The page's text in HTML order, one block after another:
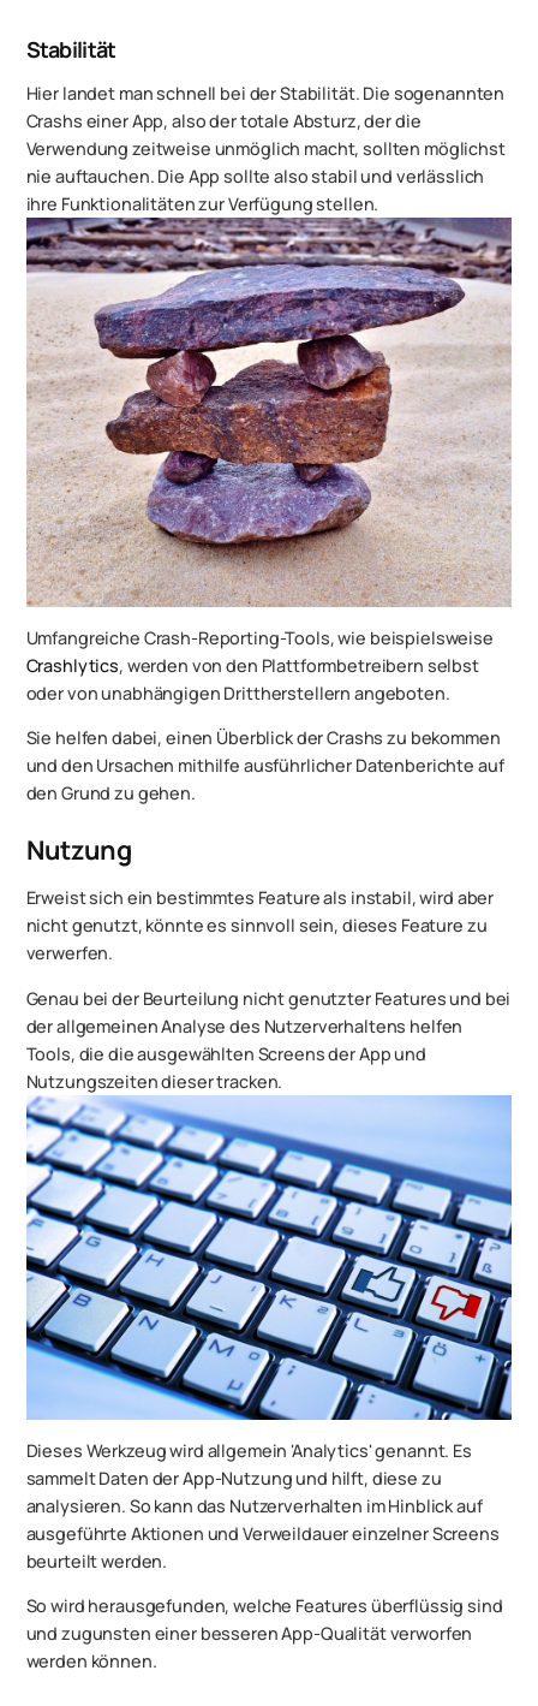
Stabilität
Hier landet man schnell bei der Stabilität. Die sogenannten
Crashs einer App, also der totale Absturz, der die
Verwendung zeitweise unmöglich macht, sollten möglichst
nie auftauchen. Die App sollte also stabil und verlässlich
ihre Funktionalitäten zur Verfügung stellen.
Umfangreiche Crash-Reporting-Tools, wie beispielsweise
Crashlytics, werden von den Plattformbetreibern selbst
oder von unabhängigen Drittherstellern angeboten.
Sie helfen dabei, einen Überblick der Crashs zu bekommen
und den Ursachen mithilfe ausführlicher Datenberichte auf
den Grund zu gehen.
Nutzung
Erweist sich ein bestimmtes Feature als instabil, wird aber
nicht genutzt, könnte es sinnvoll sein, dieses Feature zu
verwerfen.
Genau bei der Beurteilung nicht genutzter Features und bei
der allgemeinen Analyse des Nutzerverhaltens helfen
Tools, die die ausgewählten Screens der App und
Nutzungszeiten dieser tracken.
Dieses Werkzeug wird allgemein 'Analytics' genannt. Es
sammelt Daten der App-Nutzung und hilft, diese zu
analysieren. So kann das Nutzerverhalten im Hinblick auf
ausgeführte Aktionen und Verweildauer einzelner Screens
beurteilt werden.
So wird herausgefunden, welche Features überflüssig sind
und zugunsten einer besseren App-Qualität verworfen
werden können.